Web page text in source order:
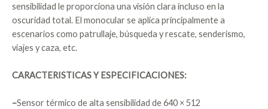
sensibilidad le proporciona una visión clara incluso en la
oscuridad total. El monocular se aplica principalmente a
escenarios como patrullaje, búsqueda y rescate, senderismo,
viajes y caza, etc.
CARACTERISTICAS Y ESPECIFICACIONES:
–Sensor térmico de alta sensibilidad de 640 × 512